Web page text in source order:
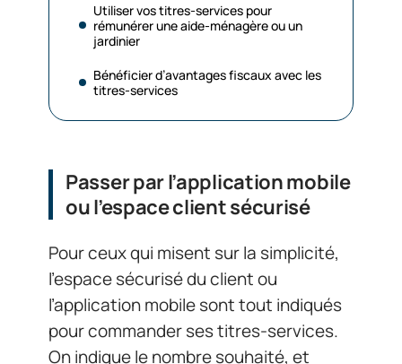
Utiliser vos titres-services pour
rémunérer une aide-ménagère ou un
jardinier
Bénéficier d’avantages fiscaux avec les
titres-services
Passer par l’application mobile
ou l’espace client sécurisé
Pour ceux qui misent sur la simplicité,
l’espace sécurisé du client ou
l’application mobile sont tout indiqués
pour commander ses titres-services.
On indique le nombre souhaité, et